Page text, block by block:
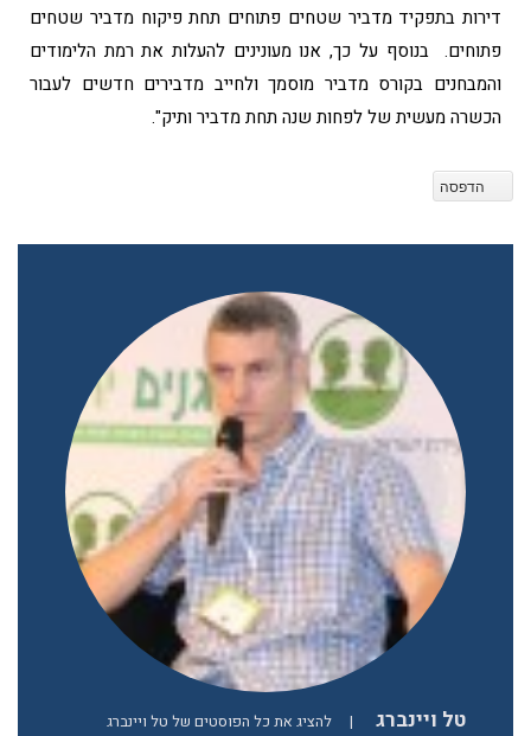
דירות בתפקיד מדביר שטחים פתוחים תחת פיקוח מדביר שטחים
פתוחים. בנוסף על כך, אנו מעונינים להעלות את רמת הלימודים
והמבחנים בקורס מדביר מוסמך ולחייב מדבירים חדשים לעבור
הכשרה מעשית של לפחות שנה תחת מדביר ותיק".
הדפסה
טל ויינברג |
להציג את כל הפוסטים של טל ויינברג